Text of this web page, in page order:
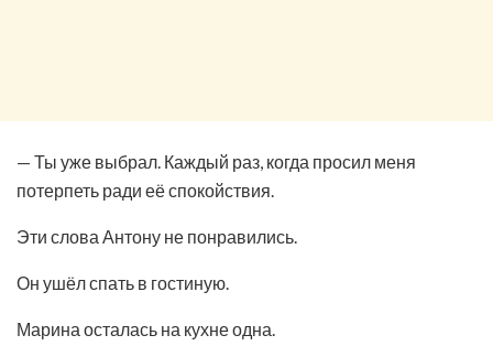
— Ты уже выбрал. Каждый раз, когда просил меня
потерпеть ради её спокойствия.
Эти слова Антону не понравились.
Он ушёл спать в гостиную.
Марина осталась на кухне одна.